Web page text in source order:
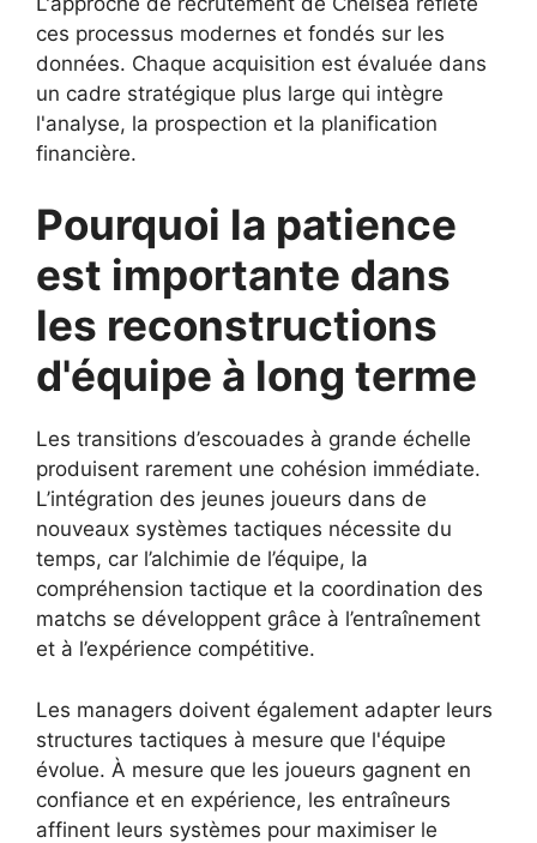
ces processus modernes et fondés sur les
données. Chaque acquisition est évaluée dans
un cadre stratégique plus large qui intègre
l'analyse, la prospection et la planification
financière.
Pourquoi la patience
est importante dans
les reconstructions
d'équipe à long terme
Les transitions d’escouades à grande échelle
produisent rarement une cohésion immédiate.
L’intégration des jeunes joueurs dans de
nouveaux systèmes tactiques nécessite du
temps, car l’alchimie de l’équipe, la
compréhension tactique et la coordination des
matchs se développent grâce à l’entraînement
et à l’expérience compétitive.
Les managers doivent également adapter leurs
structures tactiques à mesure que l'équipe
évolue. À mesure que les joueurs gagnent en
confiance et en expérience, les entraîneurs
affinent leurs systèmes pour maximiser le